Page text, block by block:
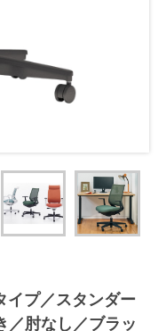
イプ／スタンダー
／肘なし／ブラッ